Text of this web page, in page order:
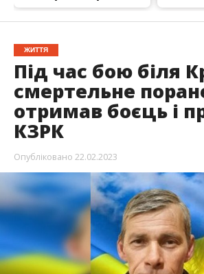
ЖИТТЯ
Під час бою біля
смертельне
отримав боєць і
КЗРК
Опубліковано 22.02.2023